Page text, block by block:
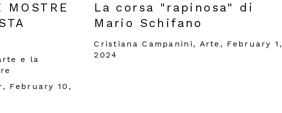
MOSTRE
e la
February 10,
La corsa "rapinosa" di
Mario Schifano
Cristiana Campanini, Arte, February 1,
2024